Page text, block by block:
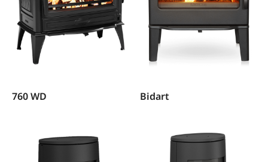
760 WD Bidart